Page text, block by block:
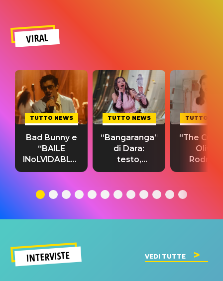
VIRAL
TUTTO NEWS
Bad Bunny e
“BAILE
INoLVIDABLE”:
testo,
significato
TUTTO NEWS
“Bangaranga”
di Dara:
testo,
traduzione e
del singolo
TUTTO
“The
Olivia
testo,
INTERVISTE VEDI TUTTE